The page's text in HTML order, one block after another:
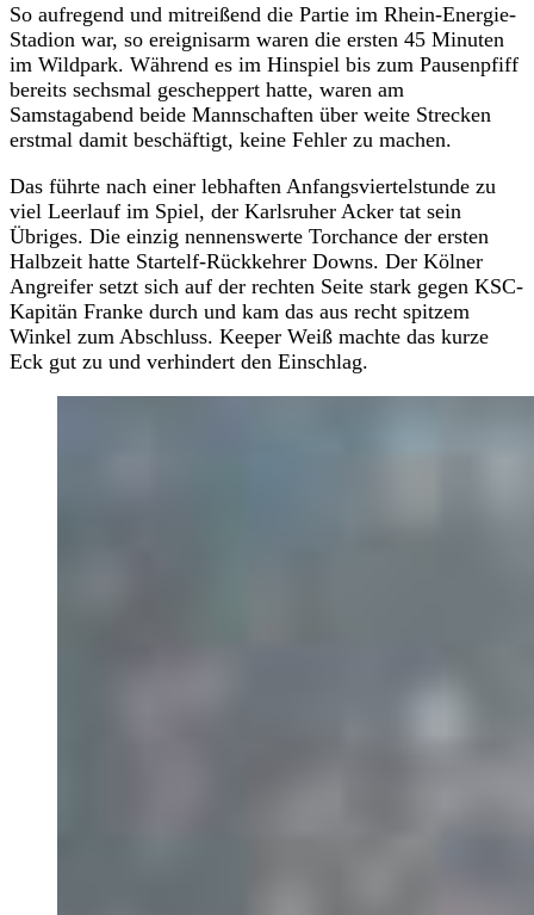
So aufregend und mitreißend die Partie im Rhein-Energie-
Stadion war, so ereignisarm waren die ersten 45 Minuten
im Wildpark. Während es im Hinspiel bis zum Pausenpfiff
bereits sechsmal gescheppert hatte, waren am
Samstagabend beide Mannschaften über weite Strecken
erstmal damit beschäftigt, keine Fehler zu machen.
Das führte nach einer lebhaften Anfangsviertelstunde zu
viel Leerlauf im Spiel, der Karlsruher Acker tat sein
Übriges. Die einzig nennenswerte Torchance der ersten
Halbzeit hatte Startelf-Rückkehrer Downs. Der Kölner
Angreifer setzt sich auf der rechten Seite stark gegen KSC-
Kapitän Franke durch und kam das aus recht spitzem
Winkel zum Abschluss. Keeper Weiß machte das kurze
Eck gut zu und verhindert den Einschlag.